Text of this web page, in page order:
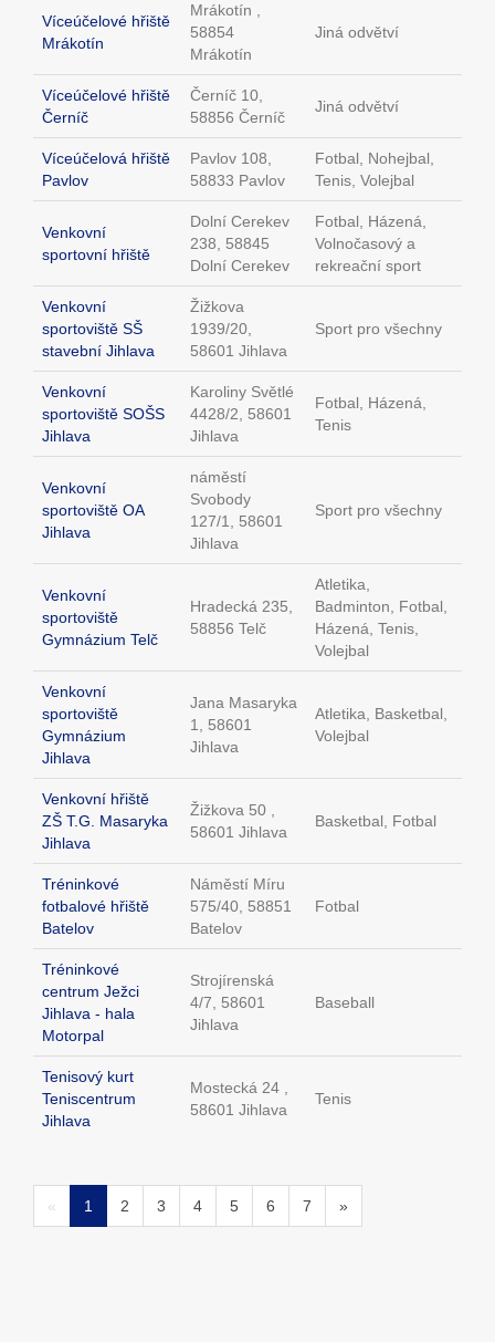
Víceúčelové hřiště
Mrákotín
Mrákotín ,
58854
Mrákotín
Jiná odvětví
Víceúčelové hřiště
Černíč
Černíč 10,
58856 Černíč
Jiná odvětví
Víceúčelová hřiště
Pavlov
Pavlov 108,
58833 Pavlov
Fotbal, Nohejbal,
Tenis, Volejbal
Venkovní
sportovní hřiště
Dolní Cerekev
238, 58845
Dolní Cerekev
Fotbal, Házená,
Volnočasový a
rekreační sport
Venkovní
sportoviště SŠ
stavební Jihlava
Žižkova
1939/20,
58601 Jihlava
Sport pro všechny
Venkovní
sportoviště SOŠS
Jihlava
Karoliny Světlé
4428/2, 58601
Jihlava
Fotbal, Házená,
Tenis
Venkovní
sportoviště OA
Jihlava
náměstí
Svobody
127/1, 58601
Jihlava
Sport pro všechny
Venkovní
sportoviště
Gymnázium Telč
Hradecká 235,
58856 Telč
Atletika,
Badminton, Fotbal,
Házená, Tenis,
Volejbal
Venkovní
sportoviště
Gymnázium
Jihlava
Jana Masaryka
1, 58601
Jihlava
Atletika, Basketbal,
Volejbal
Venkovní hřiště
ZŠ T.G. Masaryka
Jihlava
Žižkova 50 ,
58601 Jihlava
Basketbal, Fotbal
Tréninkové
fotbalové hřiště
Batelov
Náměstí Míru
575/40, 58851
Batelov
Fotbal
Tréninkové
centrum Ježci
Jihlava - hala
Motorpal
Strojírenská
4/7, 58601
Jihlava
Baseball
Tenisový kurt
Teniscentrum
Jihlava
Mostecká 24 ,
58601 Jihlava
Tenis
« 1 2 3 4 5 6 7 »